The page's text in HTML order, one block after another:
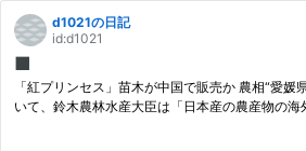
d1021の日記
id:d1021
■
「紅プリンセス」苗木が中国で販売か 農相“愛
いて、鈴木農林水産大臣は「日本産の農産物の